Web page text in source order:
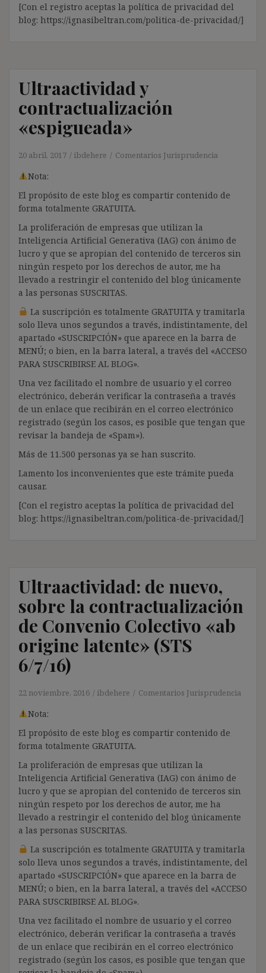
[Con el registro aceptas la política de privacidad del
blog: https://ignasibeltran.com/politica-de-privacidad/]
Ultraactividad y
contractualización
«espigueada»
20 abril, 2017 ibdehere Comentarios Jurisprudencia
Nota:
El propósito de este blog es compartir contenido de
forma totalmente GRATUITA.
La proliferación de empresas que utilizan la
Inteligencia Artificial Generativa (IAG) con ánimo de
lucro y que se apropian del contenido de terceros sin
ningún respeto por los derechos de autor, me ha
llevado a restringir el contenido del blog únicamente
a las personas SUSCRITAS.
La suscripción es totalmente GRATUITA y tramitarla
solo lleva unos segundos a través, indistintamente, del
apartado «SUSCRIPCIÓN» que aparece en la barra de
MENÚ; o bien, en la barra lateral, a través del «ACCESO
PARA SUSCRIBIRSE AL BLOG».
Una vez facilitado el nombre de usuario y el correo
electrónico, deberán verificar la contraseña a través
de un enlace que recibirán en el correo electrónico
registrado (según los casos, es posible que tengan que
revisar la bandeja de «Spam»).
Más de 11.500 personas ya se han suscrito.
Lamento los inconvenientes que este trámite pueda
causar.
[Con el registro aceptas la política de privacidad del
blog: https://ignasibeltran.com/politica-de-privacidad/]
Ultraactividad: de nuevo,
sobre la contractualización
de Convenio Colectivo «ab
origine latente» (STS
6/7/16)
22 noviembre, 2016 ibdehere Comentarios Jurisprudencia
Nota:
El propósito de este blog es compartir contenido de
forma totalmente GRATUITA.
La proliferación de empresas que utilizan la
Inteligencia Artificial Generativa (IAG) con ánimo de
lucro y que se apropian del contenido de terceros sin
ningún respeto por los derechos de autor, me ha
llevado a restringir el contenido del blog únicamente
a las personas SUSCRITAS.
La suscripción es totalmente GRATUITA y tramitarla
solo lleva unos segundos a través, indistintamente, del
apartado «SUSCRIPCIÓN» que aparece en la barra de
MENÚ; o bien, en la barra lateral, a través del «ACCESO
PARA SUSCRIBIRSE AL BLOG».
Una vez facilitado el nombre de usuario y el correo
electrónico, deberán verificar la contraseña a través
de un enlace que recibirán en el correo electrónico
registrado (según los casos, es posible que tengan que